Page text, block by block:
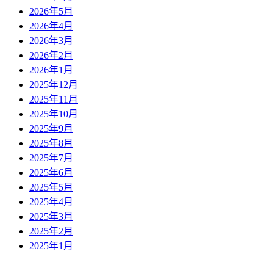
2026年5月
2026年4月
2026年3月
2026年2月
2026年1月
2025年12月
2025年11月
2025年10月
2025年9月
2025年8月
2025年7月
2025年6月
2025年5月
2025年4月
2025年3月
2025年2月
2025年1月